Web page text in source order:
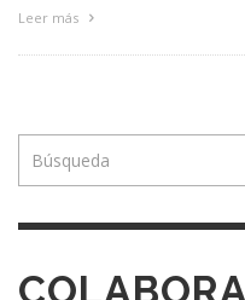
Leer más